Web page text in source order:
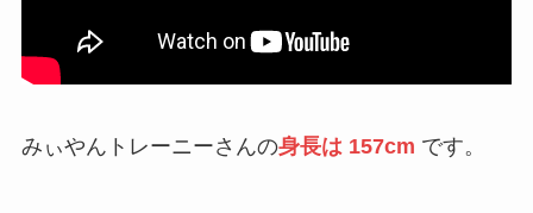
みぃやんトレーニーさんの身長は 157cm です。